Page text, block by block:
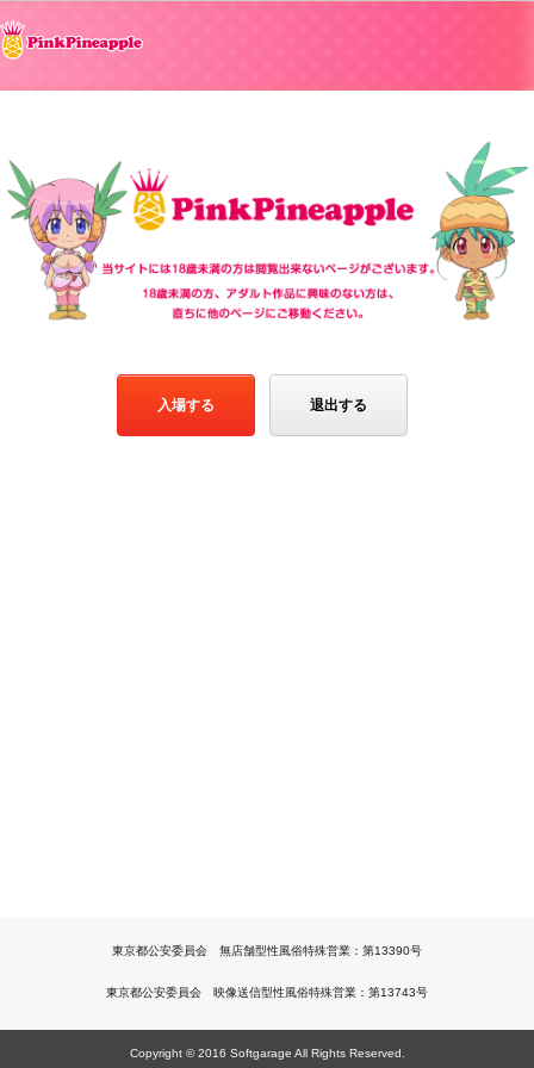
入場する 退出する
東京都公安委員会 無店舗型性風俗特殊営業：第13390号
東京都公安委員会 映像送信型性風俗特殊営業：第13743号
Copyright © 2016 Softgarage All Rights Reserved.